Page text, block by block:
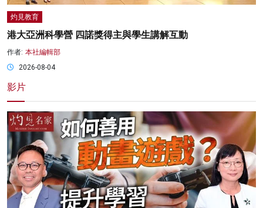
灼見教育
港大亞洲科學營 四諾獎得主與學生講解互動
作者: 本社編輯部
2026-08-04
影片